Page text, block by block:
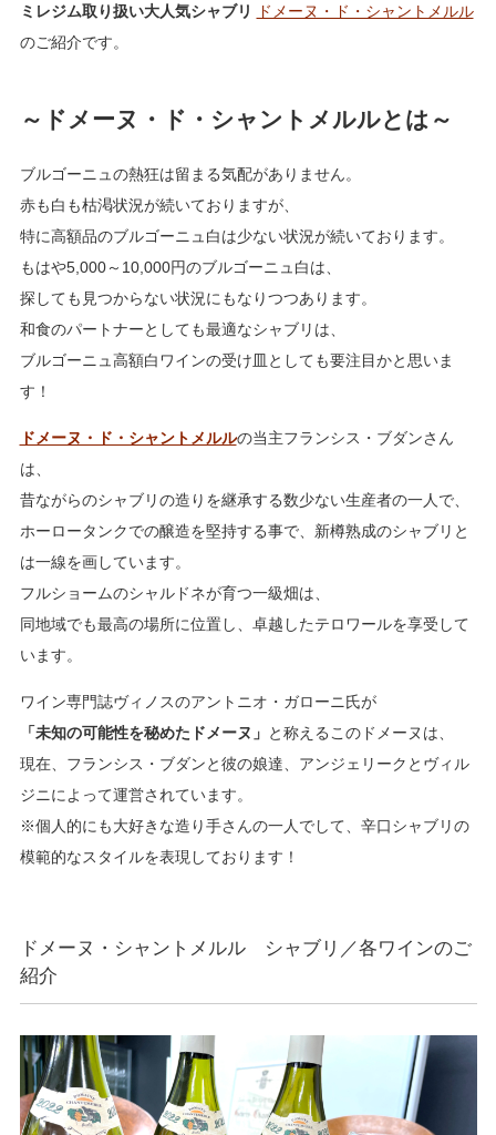
ミレジム取り扱い大人気シャブリ
ドメーヌ・ド・シャントメルル
のご紹介です。
～ドメーヌ・ド・シャントメルルとは～
ブルゴーニュの熱狂は留まる気配がありません。
赤も白も枯渇状況が続いておりますが、
特に高額品のブルゴーニュ白は少ない状況が続いております。
もはや5,000～10,000円のブルゴーニュ白は、
探しても見つからない状況にもなりつつあります。
和食のパートナーとしても最適なシャブリは、
ブルゴーニュ高額白ワインの受け皿としても要注目かと思いま
す！
ドメーヌ・ド・シャントメルルの当主フランシス・ブダンさん
は、
昔ながらのシャブリの造りを継承する数少ない生産者の一人で、
ホーロータンクでの醸造を堅持する事で、新樽熟成のシャブリと
は一線を画しています。
フルショームのシャルドネが育つ一級畑は、
同地域でも最高の場所に位置し、卓越したテロワールを享受して
います。
ワイン専門誌ヴィノスのアントニオ・ガローニ氏が
「未知の可能性を秘めたドメーヌ」 と称えるこのドメーヌは、
現在、フランシス・ブダンと彼の娘達、アンジェリークとヴィル
ジニによって運営されています。
※個人的にも大好きな造り手さんの一人でして、辛口シャブリの
模範的なスタイルを表現しております！
ドメーヌ・シャントメルル シャブリ／各ワインのご
紹介